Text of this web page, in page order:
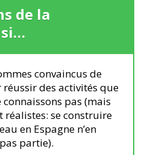
de la
convaincus de
des activités que
connaissons pas (mais
réalistes: se construire
en Espagne n’en
partie).